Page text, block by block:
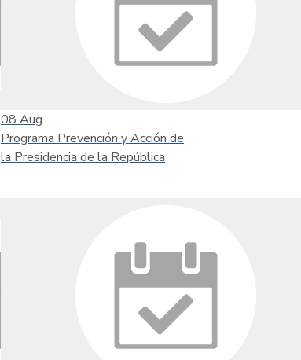
08 Aug
Programa Prevención y Acción de
la Presidencia de la República